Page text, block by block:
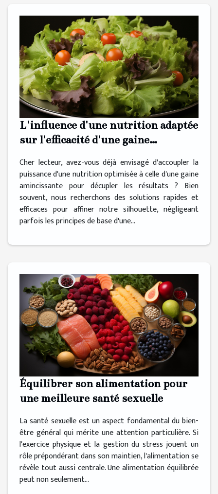
L'influence d'une nutrition adaptée
sur l'efficacité d'une gaine
Cher lecteur, avez-vous déjà envisagé d'accoupler la
puissance d'une nutrition optimisée à celle d'une gaine
amincissante pour décupler les résultats ? Bien
souvent, nous recherchons des solutions rapides et
efficaces pour affiner notre silhouette, négligeant
parfois les principes de base d'une...
Équilibrer son alimentation pour
une meilleure santé sexuelle
La santé sexuelle est un aspect fondamental du bien-
être général qui mérite une attention particulière. Si
l'exercice physique et la gestion du stress jouent un
rôle prépondérant dans son maintien, l'alimentation se
révèle tout aussi centrale. Une alimentation équilibrée
peut non seulement...